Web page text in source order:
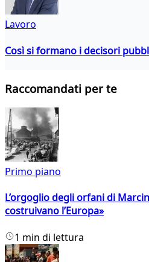
Lavoro
Così si formano i decisori
Raccomandati per te
Primo piano
L’orgoglio degli orfani di
costruivano l’Europa»
1 min di lettura